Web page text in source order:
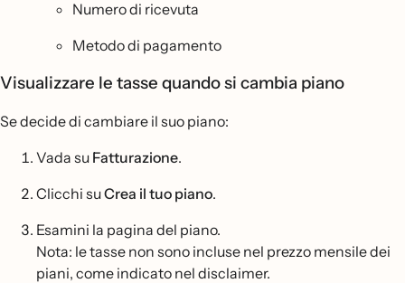
Numero di ricevuta
Metodo di pagamento
Visualizzare le tasse quando si cambia piano
Se decide di cambiare il suo piano:
Vada su Fatturazione.
Clicchi suCrea il tuo piano.
Esamini la pagina del piano.
Nota: le tasse non sono incluse nel prezzo mensile dei
piani, come indicato nel disclaimer.